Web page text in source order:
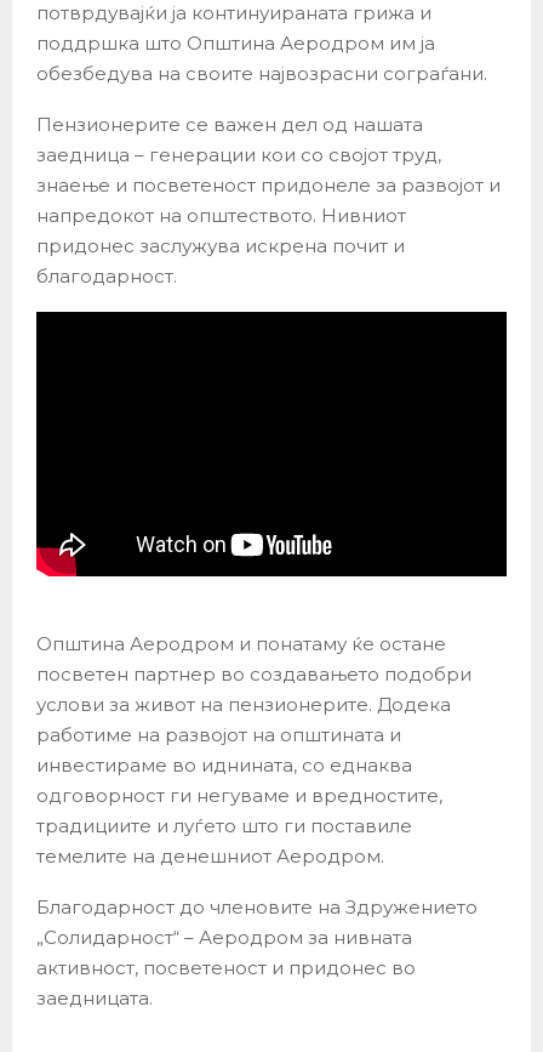
потврдувајќи ја континуираната грижа и
поддршка што Општина Аеродром им ја
обезбедува на своите највозрасни сограѓани.
Пензионерите се важен дел од нашата
заедница – генерации кои со својот труд,
знаење и посветеност придонеле за развојот и
напредокот на општеството. Нивниот
придонес заслужува искрена почит и
благодарност.
Општина Аеродром и понатаму ќе остане
посветен партнер во создавањето подобри
услови за живот на пензионерите. Додека
работиме на развојот на општината и
инвестираме во иднината, со еднаква
одговорност ги негуваме и вредностите,
традициите и луѓето што ги поставиле
темелите на денешниот Аеродром.
Благодарност до членовите на Здружението
„Солидарност“ – Аеродром за нивната
активност, посветеност и придонес во
заедницата.